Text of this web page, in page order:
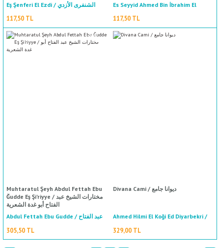
%50
indirim
Eş Şenferi El Ezdi / الشنفرى الأزدي
117,50 TL
Es Seyyid Ahmed Bin İbrahim El
Haşimi / السيد أحمد بن إبراهيم الهاشمي117,50 TL
Muhtaratul Şeyh Abdul Fettah Ebu
Ğudde Eş Şi'riyye / مختارات الشيخ عبد
الفتاح أبو غدة الشعرية
Abdul Fettah Ebu Gudde / عبد الفتاح
أبو غدة
305,50 TL
Divana Cami / ديوانا جامع
Ahmed Hilmi El Koği Ed Diyarbekri /
احمد حلمي القوغي الدياربكري
329,00 TL